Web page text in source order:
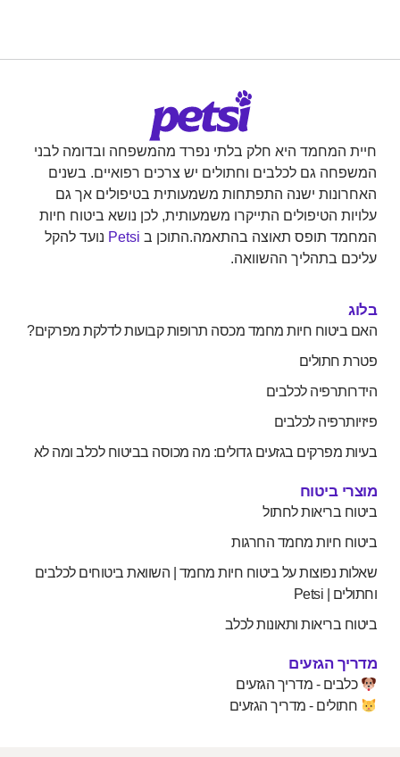
המחמד היא חלק בלתי נפרד מהמשפחה ובדומה לבני
גם לכלבים וחתולים יש צרכים רפואיים. בשנים
ישנה התפתחות משמעותית בטיפולים אך גם
הטיפולים התייקרו משמעותית, לכן נושא ביטוח חיות
תופס תאוצה בהתאמה.התוכן בPetsiנועד להקל
בתהליך ההשוואה.
חיות מחמד מכסה תרופות קבועות לדלקת מפרקים?
לכלבים
לכלבים
מפרקים בגזעים גדולים: מה מכוסה בביטוח לכלב ומה לא
ביטוח
בריאות לחתול
חיות מחמד החרגות
נפוצות על ביטוח חיות מחמד | השוואת ביטוחים לכלבים
בריאות ותאונות לכלב
הגזעים
- מדריך הגזעים
- מדריך הגזעים